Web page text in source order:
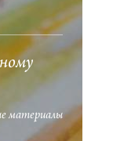
материалы